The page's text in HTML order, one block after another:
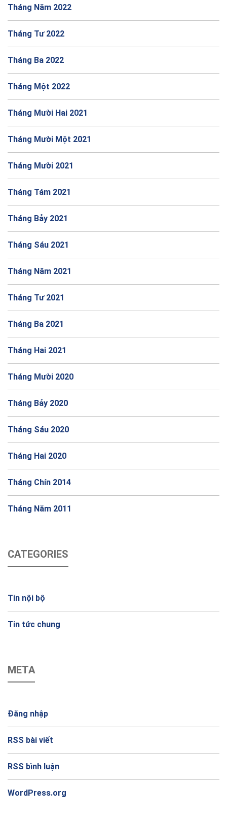
Tháng Năm 2022
Tháng Tư 2022
Tháng Ba 2022
Tháng Một 2022
Tháng Mười Hai 2021
Tháng Mười Một 2021
Tháng Mười 2021
Tháng Tám 2021
Tháng Bảy 2021
Tháng Sáu 2021
Tháng Năm 2021
Tháng Tư 2021
Tháng Ba 2021
Tháng Hai 2021
Tháng Mười 2020
Tháng Bảy 2020
Tháng Sáu 2020
Tháng Hai 2020
Tháng Chín 2014
Tháng Năm 2011
CATEGORIES
Tin nội bộ
Tin tức chung
META
Đăng nhập
RSS bài viết
RSS bình luận
WordPress.org